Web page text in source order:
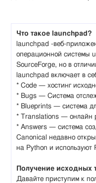
Что такое launchpad?
launchpad -веб-
операционной системы
SourceForge, но в
launchpad включает в
* Code — хостинг
* Bugs — Система
* Blueprints — система
* Translations — онлайн
* Answers — система
Canonical недавно
на Python и используют
Получение исходных
Давайте приступим к